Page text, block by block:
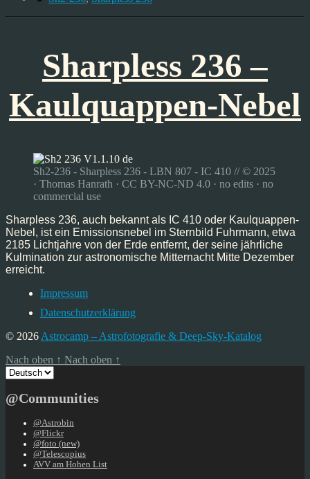
Sharpless 236 –
Kaulquappen-Nebel
Sh2-236 - Sharpless 236 - LBN 807 - IC 410 // © 2025
· Thomas Hanrath · CC BY-NC-ND 4.0 · no edits · no
commercial use
Sharpless 236, auch bekannt als IC 410 oder Kaulquappen-
Nebel, ist ein Emissionsnebel im Sternbild Fuhrmann, etwa
2185 Lichtjahre von der Erde entfernt, der seine jährliche
Kulmination zur astronomische Mitternacht Mitte Dezember
erreicht.
Impressum
Datenschutzerklärung
© 2026 Astrocamp – Astrofotografie & Deep-Sky-Katalog
Nach oben ↑ Nach oben ↑
Sprache
auswählen
@Communities
@Astrobin
@Flickr
@foto (new)
@Telescopius
AVV am Hohen List